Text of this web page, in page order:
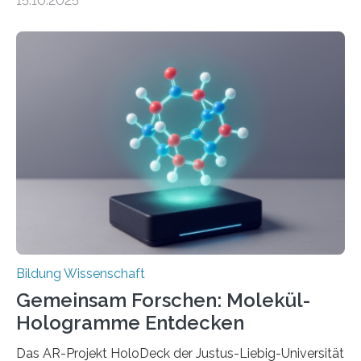
häufiger zu bahnbrechenden Innovationen führen und
Erfindungen entstehen besonders dann, wenn
Wissenskategorien verschwimmen. Das zeigt neue
Forschung von Gianluca Carnabuci, Professor of
Organizational Behavior an der ESMT Berlin, und
Balázs Kovács, Professor an der Yale School of
Management. Die Forscher kommen zu dem Schluss,
dass Patente…
Bildung Wissenschaft
Gemeinsam Forschen: Molekül-
Hologramme Entdecken
Das AR-Projekt HoloDeck der Justus-Liebig-Universität